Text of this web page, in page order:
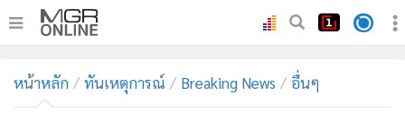
ทันเหตุการณ์
หน้าหลัก ทันเหตุการณ์ Breaking News อื่นๆ